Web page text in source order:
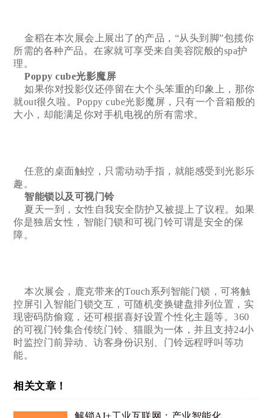
金稻在本次展会上展出了的产品，“从头到脚”包揽你
所需的各种产品。在家就可享受来自美容院般的spa护
理。
Poppy cube光影魔屏
如果你对投影仪还停留在大个头笨重的印象上，那你
就out很久啦。Poppy cube光影魔屏，只有一个音箱般的
大小，却能满足你对手机电视的所有需求。
任意的桌面触控，只需动动手指，就能感受到光影乐
趣。
智能锁以及可视门铃
夏天一到，女性自我安全防护又被提上了议程。如果
你是独居女性，智能门锁和可视门铃可谓是安全的保
障。
本次展会，鹿克带来的Touch系列智能门锁，可将触
控屏引入智能门锁交互，可随机变换键盘排列位置，实
现密码防偷窥，还可根据喜好设置个性化主题等。360
的可视门铃集合传统门铃、猫眼为一体，并且支持24小
时监控门前异动、访客身份识别、门铃远程呼叫等功
能。
相关文章！
解锁AI+工业互联网：产业智能化